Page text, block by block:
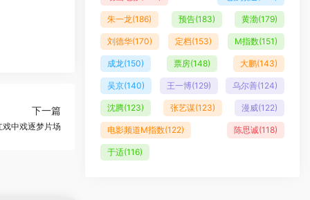
下一篇
中戏逐梦片场
朱一龙(186) 预告(183) 黄渤(179)
刘德华(170) 定档(153) M指数(151)
成龙(150) 票房(148) 大鹏(143)
吴京(140) 王一博(129) 乌尔善(124)
沈腾(123) 张艺谋(123) 漫威(122)
电影频道M指数(122) 陈思诚(118)
于适(116)